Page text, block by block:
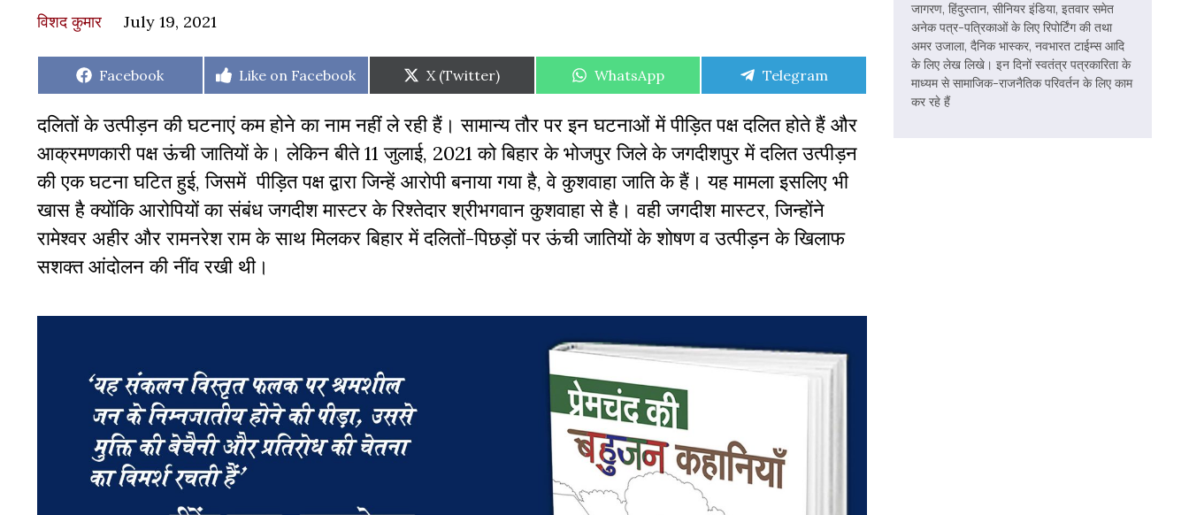
विशद कुमार July 19, 2021
Share
Facebook
Share
Like on Facebook
Share
on
X (Twitter)
Share
WhatsApp
Share
Telegram
दलितों के उत्पीड़न की घटनाएं कम होने का नाम नहीं ले रही हैं। सामान्य तौर पर इन घटनाओं में पीड़ित पक्ष दलित होते हैं और
आक्रमणकारी पक्ष ऊंची जातियों के। लेकिन बीते 11 जुलाई, 2021 को बिहार के भोजपुर जिले के जगदीशपुर में दलित उत्पीड़न
की एक घटना घटित हुई, जिसमें पीड़ित पक्ष द्वारा जिन्हें आरोपी बनाया गया है, वे कुशवाहा जाति के हैं। यह मामला इसलिए भी
खास है क्योंकि आरोपियों का संबंध जगदीश मास्टर के रिश्तेदार श्रीभगवान कुशवाहा से है। वही जगदीश मास्टर, जिन्होंने
रामेश्वर अहीर और रामनरेश राम के साथ मिलकर बिहार में दलितों-पिछड़ों पर ऊंची जातियों के शोषण व उत्पीड़न के खिलाफ
सशक्त आंदोलन की नींव रखी थी।
जागरण, हिंदुस्तान, सीनियर इंडिया, इतवार समेत
अनेक पत्र-पत्रिकाओं के लिए रिपोर्टिंग की तथा
अमर उजाला, दैनिक भास्कर, नवभारत टाईम्स आदि
के लिए लेख लिखे। इन दिनों स्वतंत्र पत्रकारिता के
माध्यम से सामाजिक-राजनैतिक परिवर्तन के लिए काम
कर रहे हैं